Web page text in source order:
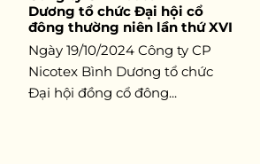
Dương tổ chức Đại hội cổ
đông thường niên lần thứ XVI
Ngày 19/10/2024 Công ty CP
Nicotex Bình Dương tổ chức
Đại hội đồng cổ đông...